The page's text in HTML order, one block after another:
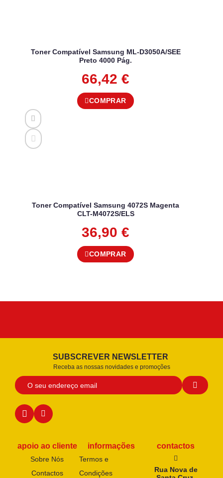
Toner Compatível Samsung ML-D3050A/SEE
Preto 4000 Pág.
66,42 €
COMPRAR
Toner Compatível Samsung 4072S Magenta
CLT-M4072S/ELS
36,90 €
COMPRAR
SUBSCREVER NEWSLETTER
Receba as nossas novidades e promoções
apoio ao cliente
Sobre Nós
Contactos
informações
Termos e
Condições
contactos
Rua Nova de